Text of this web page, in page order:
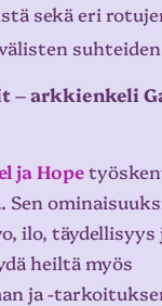
sekä eri
– arkkienkeli
ja Hope
Sen
ilo, täydellisyys
heiltä myös
ja -